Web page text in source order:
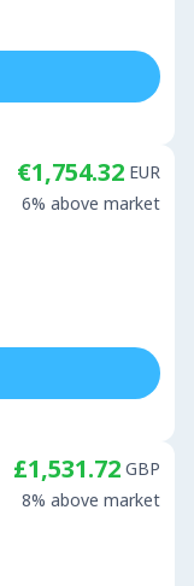
€1,754.32 EUR
6% above market
£1,531.72 GBP
8% above market